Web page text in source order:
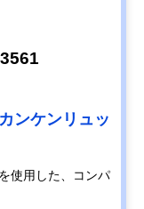
ンケンリュッ
使用した、コンパ